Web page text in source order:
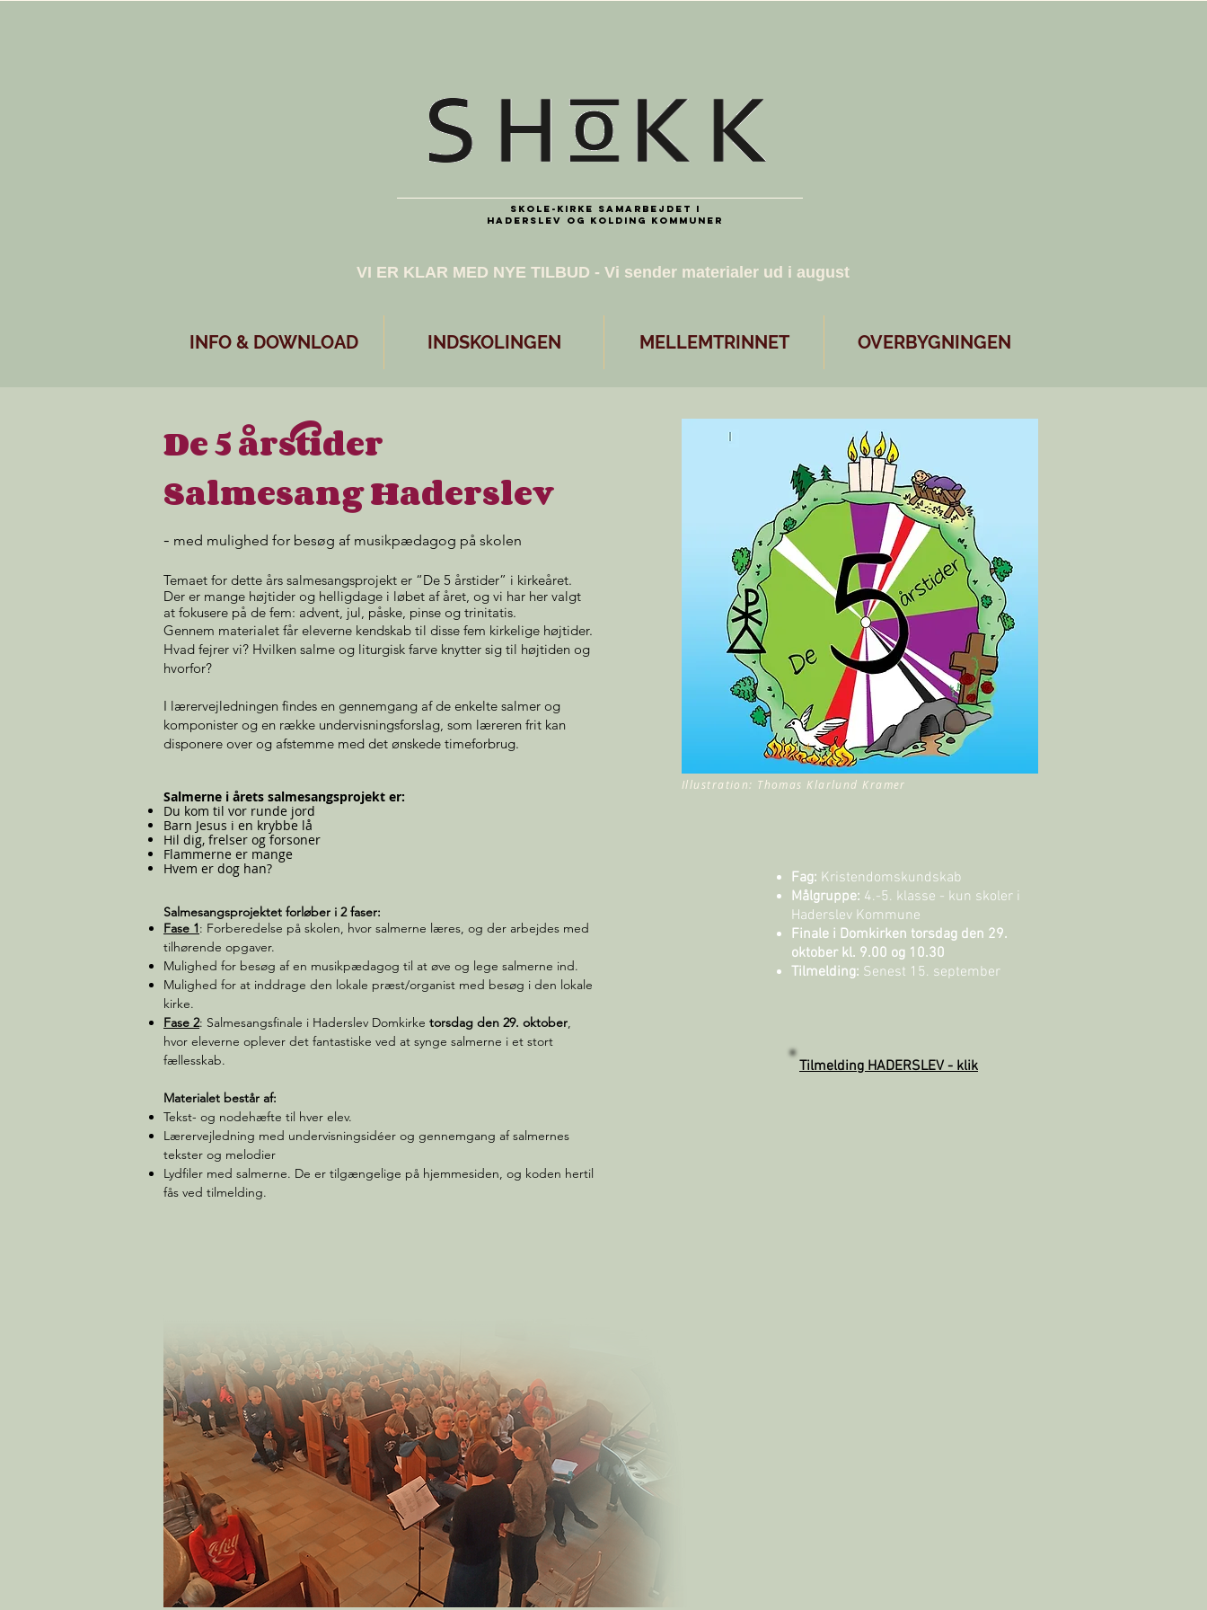
Skole-kirke samarbejdet i
Haderslev og Kolding kommuner
​VI ER KLAR MED NYE TILBUD - Vi sender materialer ud i august
INFO & DOWNLOAD INDSKOLINGEN MELLEMTRINNET OVERBYGNINGEN
De 5 årstider
Salmesang Haderslev
- med mulighed for besøg af musikpædagog på skolen
Temaet for dette års salmesangsprojekt er “De 5 årstider” i kirkeåret.
Der er mange højtider og helligdage i løbet af året, og vi har her valgt
at fokusere på de fem: advent, jul, påske, pinse og trinitatis.
Gennem materialet får eleverne kendskab til disse fem kirkelige højtider.
Hvad fejrer vi? Hvilken salme og liturgisk farve knytter sig til højtiden og
hvorfor?
I lærervejledningen findes en gennemgang af de enkelte salmer og
komponister og en række undervisningsforslag, som læreren frit kan
disponere over og afstemme med det ønskede timeforbrug.
Salmerne i årets salmesangsprojekt er:
Du kom til vor runde jord
Barn Jesus i en krybbe lå
Hil dig, frelser og forsoner
Flammerne er mange
Hvem er dog han?
Salmesangsprojektet forløber i 2 faser:
Fase 1: Forberedelse på skolen, hvor salmerne læres, og der arbejdes med
tilhørende opgaver.
Mulighed for besøg af en musikpædagog til at øve og lege salmerne ind.
Mulighed for at inddrage den lokale præst/organist med besøg i den lokale
kirke.
Fase 2: Salmesangsfinale i Haderslev Domkirke torsdag den 29. oktober,
hvor eleverne oplever det fantastiske ved at synge salmerne i et stort
fællesskab.
Materialet består af:
Tekst- og nodehæfte til hver elev.
Lærervejledning med undervisningsidéer og gennemgang af salmernes
tekster og melodier
Lydfiler med salmerne. De er tilgængelige på hjemmesiden, og koden hertil
fås ved tilmelding.
Illustration: Thomas Klarlund Kramer
Fag: Kristendomskundskab
Målgruppe: 4.-5. klasse - kun skoler i
Haderslev Kommune
Finale i Domkirken torsdag den 29.
oktober kl. 9.00 og 10.30
Tilmelding: Senest 15. september
Tilmelding HADERSLEV - klik